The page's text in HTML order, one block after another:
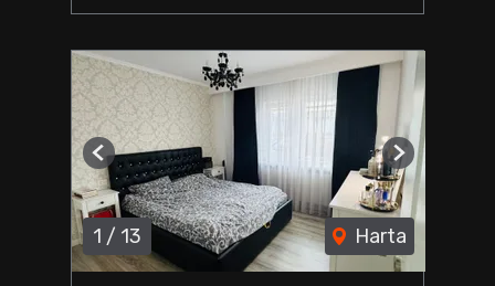
1 / 13 Harta
Previous Next